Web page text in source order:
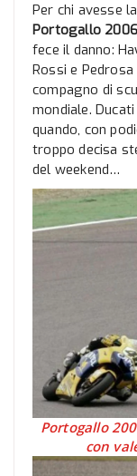
Per chi avesse
Portogallo 2006
fece il danno:
Rossi e
compagno di
mondiale.
quando, con
troppo decisa
del weekend…
Portogallo
con